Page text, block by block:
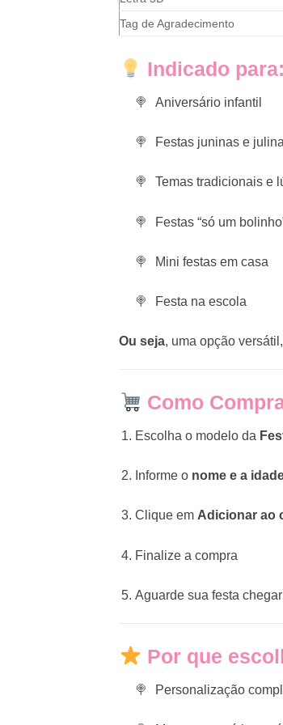
Tag de Agradecimento
Indicado para:
Aniversário infantil
Festas juninas e
Temas tradicionais e
Festas “só um
Mini festas em casa
Festa na escola
Ou seja, uma opção
Como
Escolha o modelo da
Informe o nome e a
Clique em Adicionar ao
Finalize a compra
Aguarde sua festa
Por que
Personalização